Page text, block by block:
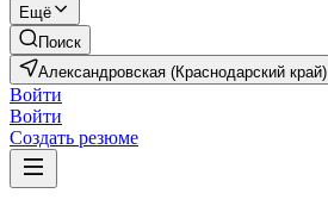
Ещё
Поиск
Александровская (Краснодарский край)
Войти
Войти
Создать резюме